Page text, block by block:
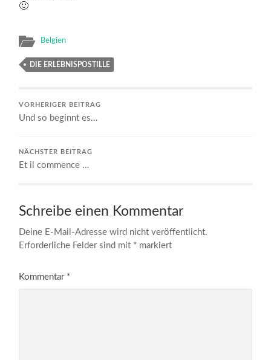
🙂
Belgien
DIE ERLEBNISPOSTILLE
VORHERIGER BEITRAG
Und so beginnt es…
NÄCHSTER BEITRAG
Et il commence …
Schreibe einen Kommentar
Deine E-Mail-Adresse wird nicht veröffentlicht.
Erforderliche Felder sind mit * markiert
Kommentar *